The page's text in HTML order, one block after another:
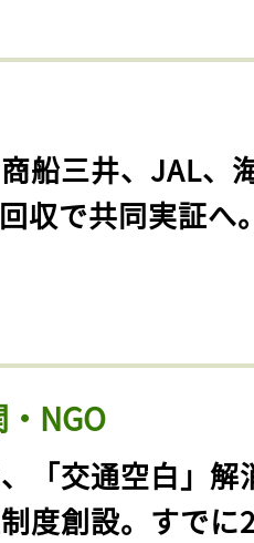
商船三井、JAL、
収で共同実証へ
NGO
、「交通空白」解
度創設。すでに